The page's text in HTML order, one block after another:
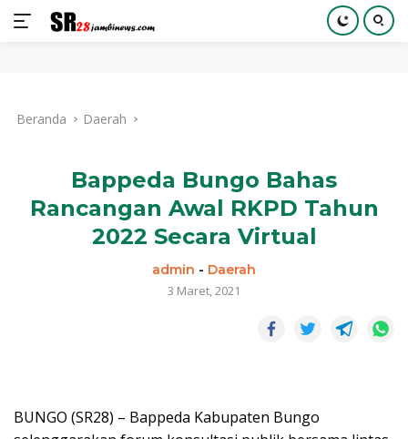
kontenBeranda Daerah
Bappeda Bungo Bahas
Rancangan Awal RKPD Tahun
2022 Secara Virtual
admin - Daerah
3 Maret, 2021
BUNGO (SR28) – Bappeda Kabupaten Bungo